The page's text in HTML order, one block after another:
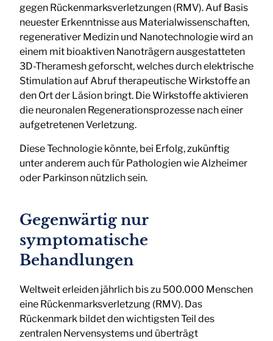
gegen Rückenmarksverletzungen (RMV). Auf Basis
neuester Erkenntnisse aus Materialwissenschaften,
regenerativer Medizin und Nanotechnologie wird an
einem mit bioaktiven Nanoträgern ausgestatteten
3D-Theramesh geforscht, welches durch elektrische
Stimulation auf Abruf therapeutische Wirkstoffe an
den Ort der Läsion bringt. Die Wirkstoffe aktivieren
die neuronalen Regenerationsprozesse nach einer
aufgetretenen Verletzung.
Diese Technologie könnte, bei Erfolg, zukünftig
unter anderem auch für Pathologien wie Alzheimer
oder Parkinson nützlich sein.
Gegenwärtig nur
symptomatische
Behandlungen
Weltweit erleiden jährlich bis zu 500.000 Menschen
eine Rückenmarksverletzung (RMV). Das
Rückenmark bildet den wichtigsten Teil des
zentralen Nervensystems und überträgt